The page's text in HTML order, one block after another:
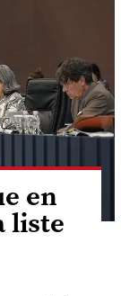
en
liste